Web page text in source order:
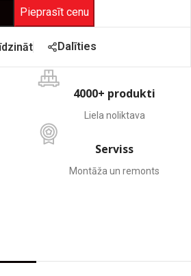
Pieprasīt cenu
Dalīties
4000+ produkti
Liela noliktava
Serviss
Montāža un remonts